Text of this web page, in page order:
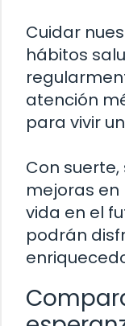
Cuidar
hábitos
atención
para vivir
Con
mejoras
vida en el
podrán